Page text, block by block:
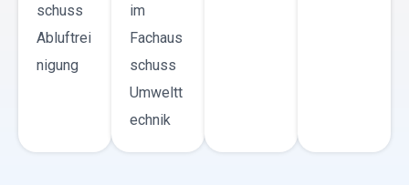
schuss
Abluftrei
nigung
im
Fachaus
schuss
Umweltt
echnik